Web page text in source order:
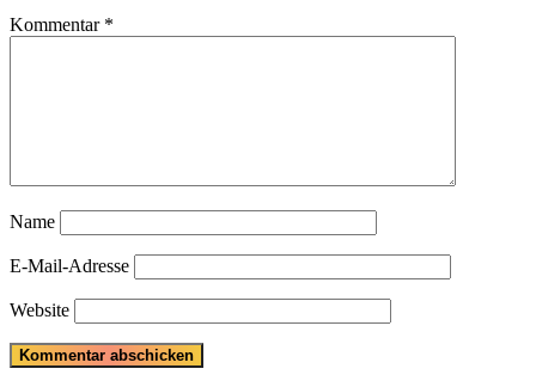
Kommentar *
Name
E-Mail-Adresse
Website